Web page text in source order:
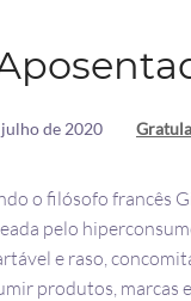
de 2020
o filósofo francês
pelo
e raso,
produtos, marcas